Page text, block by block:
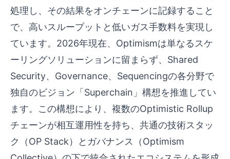
処理し、その結果をオンチェーンに記録すること
で、高いスループットと低いガス手数料を実現し
ています。2026年現在、Optimismは単なるスケ
ーリングソリューションに留まらず、Shared
Security、Governance、Sequencingの各分野で
独自のビジョン「Superchain」構想を推進してい
ます。この構想により、複数のOptimistic Rollup
チェーンが相互運用性を持ち、共通の技術スタッ
ク（OP Stack）とガバナンス（Optimism